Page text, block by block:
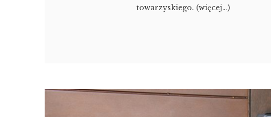
towarzyskiego. (więcej…)